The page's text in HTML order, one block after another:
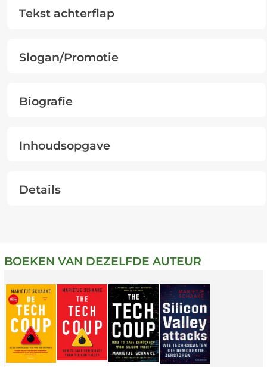
Tekst achterflap
Slogan/Promotie
Biografie
Inhoudsopgave
Details
BOEKEN VAN DEZELFDE AUTEUR